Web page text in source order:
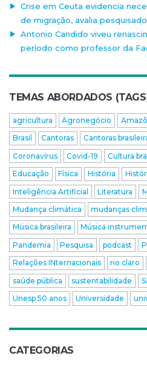
Crise em Ceuta evidencia
de migração, avalia
Antonio Candido viveu
período como professor da
TEMAS ABORDADOS
agricultura Agronegócio
Brasil
Cantoras Cantoras
Coronavírus
Covid-19 Cultura
Educação
Física História
Inteligência Artificial
Literatura
Mudança climática
mudanças
Música brasileira
Música
Pandemia
Pesquisa podcast
Relações INternacionais
rio claro
saúde pública
sustentabilidade
Unesp 50 anos
Universidade
CATEGORIAS